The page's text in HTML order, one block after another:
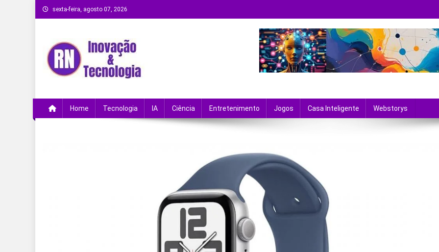
Skip
to
sexta-feira, agosto 07, 2026
Home Tecnologia IA Ciência Entretenimento Jogos Casa Inteligente Webstorys